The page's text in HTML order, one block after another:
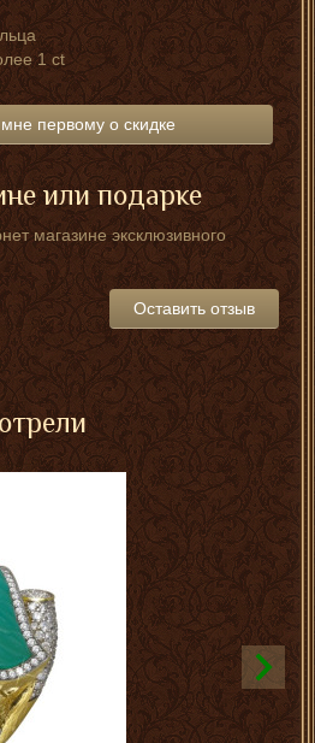
1 ct
первому о скидке
или подарке
магазине эксклюзивного
Оставить отзыв